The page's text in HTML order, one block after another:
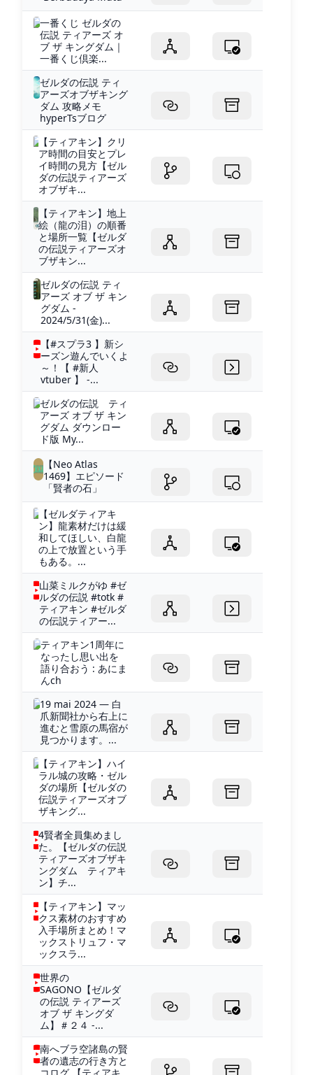
一番くじ ゼルダの
伝説 ティアーズ オ
ブ ザ キングダム｜
一番くじ倶楽...
ゼルダの伝説 ティ
アーズオブザキング
ダム 攻略メモ
hyperTsブログ
【ティアキン】クリ
ア時間の目安とプレ
イ時間の見方【ゼル
ダの伝説ティアーズ
オブザキ...
【ティアキン】地上
絵（龍の泪）の順番
と場所一覧【ゼルダ
の伝説ティアーズオ
ブザキン...
ゼルダの伝説 ティ
アーズ オブ ザ キン
グダム -
2024/5/31(金)...
【#スプラ3 】新シ
ーズン遊んでいくよ
～！【 #新人
vtuber 】 -...
ゼルダの伝説 ティ
アーズ オブ ザ キン
グダム ダウンロー
ド版 My...
【Neo Atlas
1469】エピソード
「賢者の石」
【ゼルダティアキ
ン】龍素材だけは緩
和してほしい、白龍
の上で放置という手
もある。...
山菜ミルクがゆ #ゼ
ルダの伝説 #totk #
ティアキン #ゼルダ
の伝説ティアー...
ティアキン1周年に
なったし思い出を
語り合おう : あにま
んch
19 mai 2024 — 白
爪新聞社から右上に
進むと雪原の馬宿が
見つかります。...
【ティアキン】ハイ
ラル城の攻略・ゼル
ダの場所【ゼルダの
伝説ティアーズオブ
ザキング...
4賢者全員集めまし
た。【ゼルダの伝説
ティアーズオブザキ
ングダム ティアキ
ン】チ...
【ティアキン】マッ
クス素材のおすすめ
入手場所まとめ！マ
ックストリュフ・マ
ックスラ...
世界の
SAGONO【ゼルダ
の伝説 ティアーズ
オブ ザ キングダ
ム】＃２４ -...
南へブラ空諸島の賢
者の遺志の行き方と